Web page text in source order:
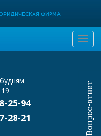
ФИРМА
25-94
28-21
Вопрос-ответ